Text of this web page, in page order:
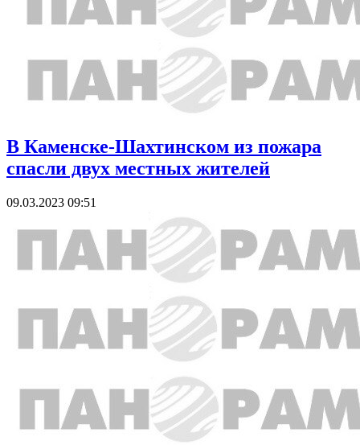
В Каменске-Шахтинском из пожара
спасли двух местных жителей
09.03.2023 09:51